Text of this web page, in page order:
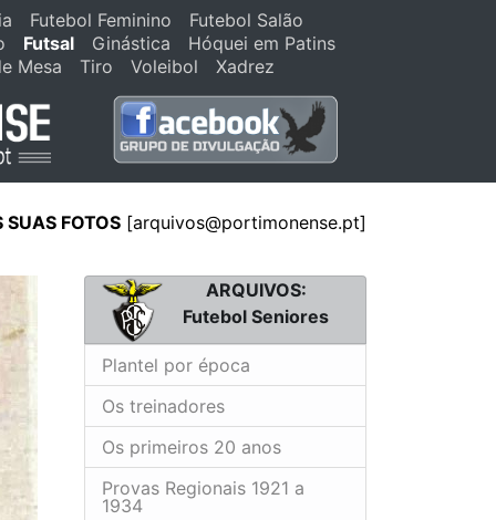
Futebol Feminino
Futebol Salão
Futsal Ginástica
Hóquei em Patins
Mesa
Tiro Voleibol Xadrez
SUAS FOTOS [arquivos@portimonense.pt]
ARQUIVOS:
Futebol Seniores
Plantel por época
Os treinadores
Os primeiros 20 anos
Provas Regionais 1921 a
1934